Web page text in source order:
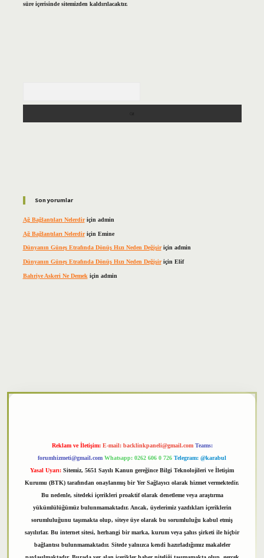
süre içerisinde sitemizden kaldırılacaktır.
Son yorumlar
Ağ Bağlantıları Nelerdiriçin admin
Ağ Bağlantıları Nelerdiriçin Emine
Dünyanın Güneş Etrafında Dönüş Hızı Neden Değişiriçin admin
Dünyanın Güneş Etrafında Dönüş Hızı Neden Değişiriçin Elif
Bahriye Askeri Ne Demek için admin
Reklam ve İletişim: E-mail: backlinkpaneli@gmail.com Teams:
forumhizmeti@gmail.com Whatsapp: 0262 606 0 726 Telegram: @karabul
Yasal Uyarı: Sitemiz, 5651 Sayılı Kanun gereğince Bilgi Teknolojileri ve İletişim
Kurumu (BTK) tarafından onaylanmış bir Yer Sağlayıcı olarak hizmet vermektedir.
Bu nedenle, sitedeki içerikleri proaktif olarak denetleme veya araştırma
yükümlülüğümüz bulunmamaktadır. Ancak, üyelerimiz yazdıkları içeriklerin
sorumluluğunu taşımakta olup, siteye üye olarak bu sorumluluğu kabul etmiş
sayılırlar. Bu internet sitesi, herhangi bir marka, kurum veya şahıs şirketi ile hiçbir
bağlantısı bulunmamaktadır. Sitede yalnızca kendi hazırladığımız makaleler